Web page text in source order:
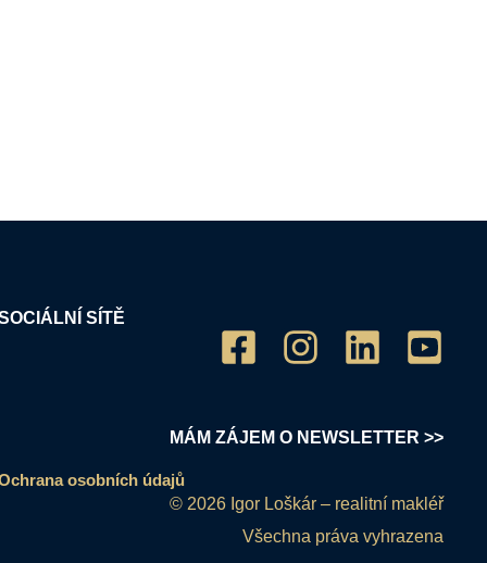
SÍTĚ
MÁM ZÁJEM O NEWSLETTER >>
osobních údajů
© 2026 Igor Loškár – realitní makléř
Všechna práva vyhrazena